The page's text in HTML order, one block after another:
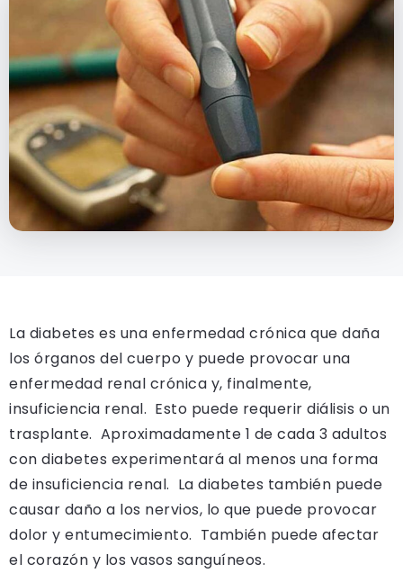
La diabetes es una enfermedad crónica que daña
los órganos del cuerpo y puede provocar una
enfermedad renal crónica y, finalmente,
insuficiencia renal. Esto puede requerir diálisis o un
trasplante. Aproximadamente 1 de cada 3 adultos
con diabetes experimentará al menos una forma
de insuficiencia renal. La diabetes también puede
causar daño a los nervios, lo que puede provocar
dolor y entumecimiento. También puede afectar
el corazón y los vasos sanguíneos.